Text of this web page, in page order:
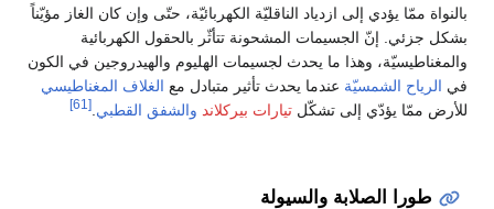
بالنواة ممّا يؤدي إلى ازدياد الناقليّة الكهربائيّة، حتّى وإن كان الغاز مؤيّناً
بشكل جزئي. إنّ الجسيمات المشحونة تتأثّر بالحقول الكهربائية
والمغناطيسيّة، وهذا ما يحدث لجسيمات الهليوم والهيدروجين في الكون
في الرياح الشمسيّة عندما يحدث تأثير متبادل مع الغلاف المغناطيسي
للأرض ممّا يؤدّي إلى تشكّل تيارات بيركلاند والشفق القطبي.
[61]
طورا الصلابة والسيولة